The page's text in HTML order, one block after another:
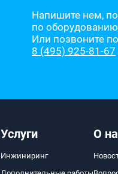
Напишите нем,
по
Или позвоните
8 (495) 925-81-67
Услуги
Инжиниринг
О